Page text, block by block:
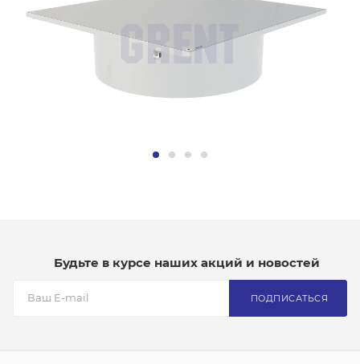
Будьте в курсе наших акций и новостей
ПОДПИСАТЬСЯ